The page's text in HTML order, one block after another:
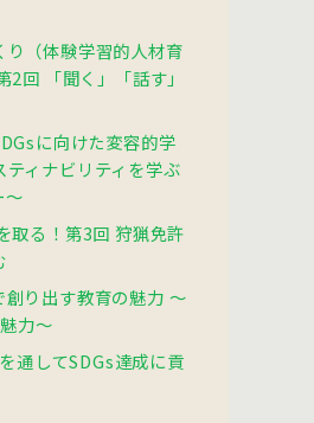
り（体験学習的人材育
2回 「聞く」「話す」
に向けた変容的学
ィナビリティを学ぶ
〜
取る！第3回 狩猟免許
創り出す教育の魅力 〜
力〜
通してSDGs達成に貢